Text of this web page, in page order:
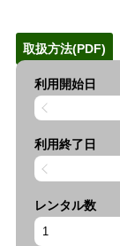
取扱方法(PDF)
利用開始日
利用終了日
レンタル数